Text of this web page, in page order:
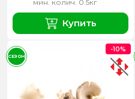
мин. колич. 0.5кг
Купить
-10%
СЕЗОН